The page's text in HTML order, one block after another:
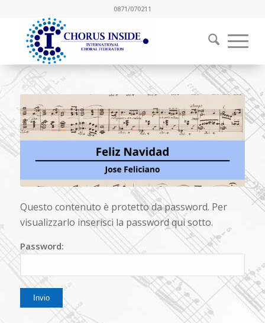
0871/070211
Questo contenuto è protetto da password. Per
visualizzarlo inserisci la password qui sotto.
Password: